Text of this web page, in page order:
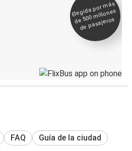
Elegida por
más
de 500
millones
de pasajeros
FAQ Guía de la ciudad